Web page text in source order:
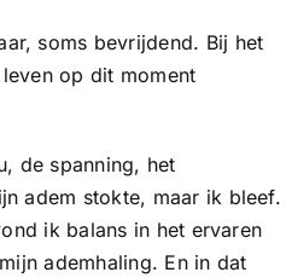
soms bevrijdend. Bij het
op dit moment
de spanning, het
adem stokte, maar ik bleef.
ik balans in het ervaren
ademhaling. En in dat